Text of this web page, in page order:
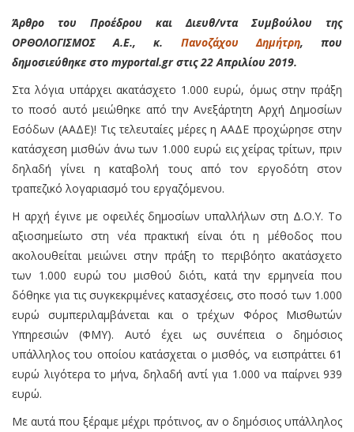
Άρθρο του Προέδρου και Διευθ/ντα Συμβούλου της
ΟΡΘΟΛΟΓΙΣΜΟΣ Α.Ε., κ. Πανοζάχου Δημήτρη, που
δημοσιεύθηκε στο myportal.gr στις 22 Απριλίου 2019.
Στα λόγια υπάρχει ακατάσχετο 1.000 ευρώ, όμως στην πράξη
το ποσό αυτό μειώθηκε από την Ανεξάρτητη Αρχή Δημοσίων
Εσόδων (ΑΑΔΕ)! Τις τελευταίες μέρες η ΑΑΔΕ προχώρησε στην
κατάσχεση μισθών άνω των 1.000 ευρώ εις χείρας τρίτων, πριν
δηλαδή γίνει η καταβολή τους από τον εργοδότη στον
τραπεζικό λογαριασμό του εργαζόμενου.
Η αρχή έγινε με οφειλές δημοσίων υπαλλήλων στη Δ.Ο.Υ. Το
αξιοσημείωτο στη νέα πρακτική είναι ότι η μέθοδος που
ακολουθείται μειώνει στην πράξη το περιβόητο ακατάσχετο
των 1.000 ευρώ του μισθού διότι, κατά την ερμηνεία που
δόθηκε για τις συγκεκριμένες κατασχέσεις, στο ποσό των 1.000
ευρώ συμπεριλαμβάνεται και ο τρέχων Φόρος Μισθωτών
Υπηρεσιών (ΦΜΥ). Αυτό έχει ως συνέπεια ο δημόσιος
υπάλληλος του οποίου κατάσχεται ο μισθός, να εισπράττει 61
ευρώ λιγότερα το μήνα, δηλαδή αντί για 1.000 να παίρνει 939
ευρώ.
Με αυτά που ξέραμε μέχρι πρότινος, αν ο δημόσιος υπάλληλος